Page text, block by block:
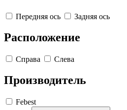
Передняя ось Задняя ось
Расположение
Справа Слева
Производитель
Febest